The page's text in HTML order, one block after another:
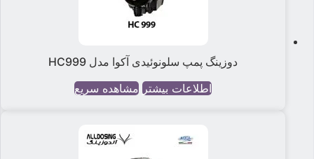
دوزینگ پمپ سلونوئیدی آکوا مدل HC999
اطلاعات بیشتر مشاهده سریع